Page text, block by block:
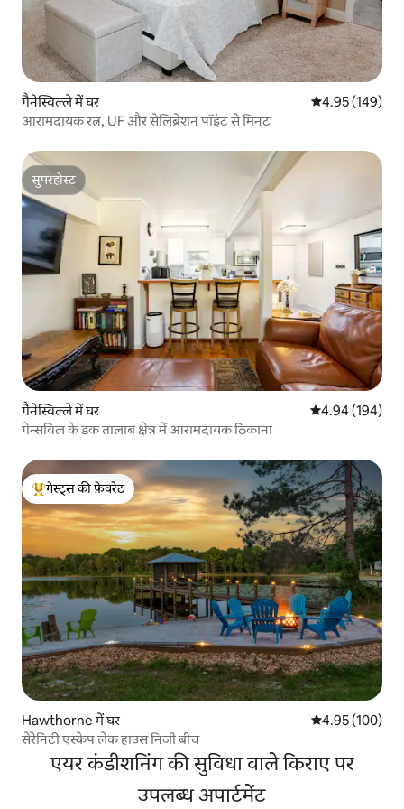
गैनेस्विल्ले में घर औसत रेटिंग 5 में से
4.95 (149)
आरामदायक रत्न, UF और सेलिब्रेशन पॉइंट से मिनट
सुपरहोस्ट
सुपरहोस्ट
गैनेस्विल्ले में घर औसत रेटिंग 5 में से
4.94 (194)
गेन्सविल के डक तालाब क्षेत्र में आरामदायक ठिकाना
गेस्ट्स का टॉप फ़ेवरेट
गेस्ट्स की फ़ेवरेट
Hawthorne में घर औसत रेटिंग 5 में से
4.95 (100)
सेरेनिटी एस्केप लेक हाउस निजी बीच
एयर कंडीशनिंग की सुविधा वाले किराए पर
उपलब्ध अपार्टमेंट